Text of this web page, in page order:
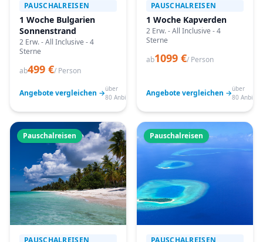
PAUSCHALREISEN
1 Woche Bulgarien
Sonnenstrand
2 Erw. - All Inclusive - 4
Sterne
ab499 €/ Person
Angebote vergleichen →über
80 Anbieter
PAUSCHALREISEN
1 Woche Kapverden
2 Erw. - All Inclusive - 4
Sterne
ab1099 €/ Person
Angebote vergleichen →über
80
Pauschalreisen
PAUSCHALREISEN
Pauschalreisen
PAUSCHALREISEN